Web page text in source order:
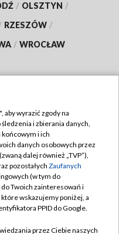
/ OLSZTYN /
RZESZÓW /
/ WROCŁAW
TVP
aby wyrazić zgody na
i zbierania danych,
i ich
danych osobowych przez
dalej również „TVP”),
pozostałych Zaufanych
(w tym do
Twoich zainteresowań i
wskazujemy poniżej, a
PPID do Google.
przez Ciebie naszych